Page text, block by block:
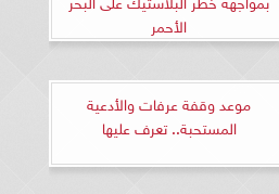
الأحمر
موعد وقفة عرفات والأدعية
المستحبة.. تعرف عليها